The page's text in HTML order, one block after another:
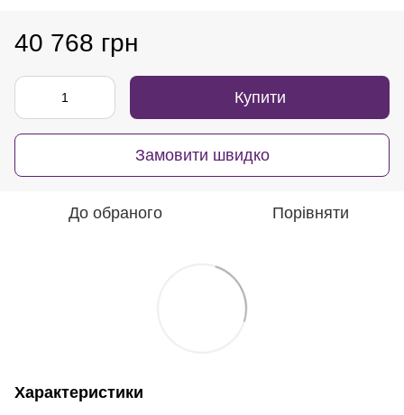
40 768 грн
Купити
Замовити швидко
До обраного Порівняти
Характеристики